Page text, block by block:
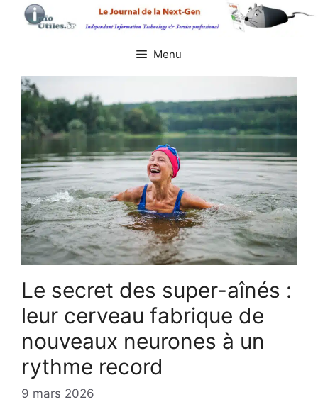
Aller
Menu
Le secret des super-aînés :
leur cerveau fabrique de
nouveaux neurones à un
rythme record
9 mars 2026